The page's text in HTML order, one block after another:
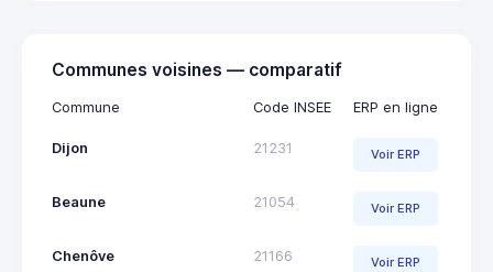
Communes voisines — comparatif
Commune Code INSEE ERP en ligne
Dijon 21231 Voir ERP
Beaune 21054 Voir ERP
Chenôve 21166 Voir ERP